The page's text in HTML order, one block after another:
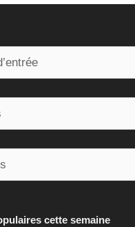
cette semaine